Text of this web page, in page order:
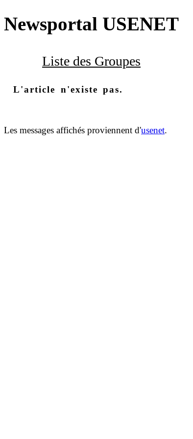
Newsportal USENET
Liste des Groupes
L'article n'existe pas.
Les messages affichés proviennent d'usenet.